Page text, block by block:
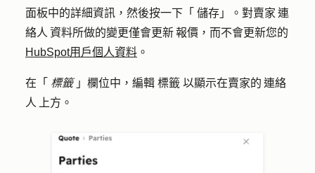
面板中的詳細資訊，然後按一下「 儲存 」。對賣家 連
絡人 資料所做的變更僅會更新 報價，而不會更新您的
HubSpot用戶個人資料 。
在「 標籤」欄位中，編輯 標籤 以顯示在賣家的 連絡
人 上方。